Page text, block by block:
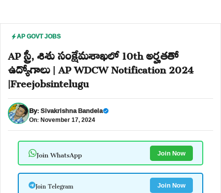
AP GOVT JOBS
AP స్త్రీ, శిశు సంక్షేమశాఖలో 10th అర్హతతో
ఉద్యోగాలు | AP WDCW Notification 2024
|Freejobsintelugu
By:Sivakrishna Bandela
On: November 17, 2024
Join WhatsApp Join Now
Join Telegram Join Now